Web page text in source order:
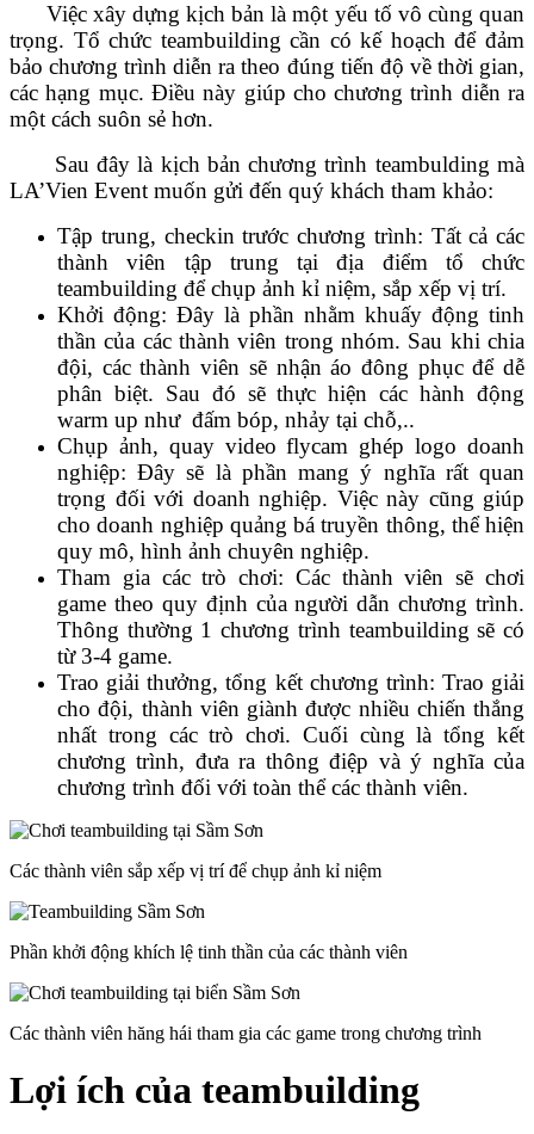
Việc xây dựng kịch bản là một yếu tố vô cùng quan
trọng. Tổ chức teambuilding cần có kế hoạch để đảm
bảo chương trình diễn ra theo đúng tiến độ về thời gian,
các hạng mục. Điều này giúp cho chương trình diễn ra
một cách suôn sẻ hơn.
Sau đây là kịch bản chương trình teambulding mà
LA’Vien Event muốn gửi đến quý khách tham khảo:
Tập trung, checkin trước chương trình: Tất cả các
thành viên tập trung tại địa điểm tổ chức
teambuilding để chụp ảnh kỉ niệm, sắp xếp vị trí.
Khởi động: Đây là phần nhằm khuấy động tinh
thần của các thành viên trong nhóm. Sau khi chia
đội, các thành viên sẽ nhận áo đông phục để dễ
phân biệt. Sau đó sẽ thực hiện các hành động
warm up như đấm bóp, nhảy tại chỗ,..
Chụp ảnh, quay video flycam ghép logo doanh
nghiệp: Đây sẽ là phần mang ý nghĩa rất quan
trọng đối với doanh nghiệp. Việc này cũng giúp
cho doanh nghiệp quảng bá truyền thông, thể hiện
quy mô, hình ảnh chuyên nghiệp.
Tham gia các trò chơi: Các thành viên sẽ chơi
game theo quy định của người dẫn chương trình.
Thông thường 1 chương trình teambuilding sẽ có
từ 3-4 game.
Trao giải thưởng, tổng kết chương trình: Trao giải
cho đội, thành viên giành được nhiều chiến thắng
nhất trong các trò chơi. Cuối cùng là tổng kết
chương trình, đưa ra thông điệp và ý nghĩa của
chương trình đối với toàn thể các thành viên.
Các thành viên sắp xếp vị trí để chụp ảnh kỉ niệm
Phần khởi động khích lệ tinh thần của các thành viên
Các thành viên hăng hái tham gia các game trong chương trình
Lợi ích của teambuilding